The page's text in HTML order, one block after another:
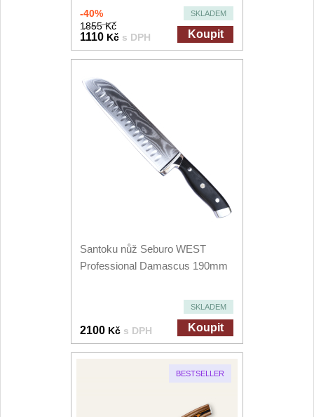
-40% SKLADEM
1855 Kč
1110 Kč s DPH Koupit
Santoku nůž Seburo WEST
Professional Damascus 190mm
SKLADEM
2100 Kč s DPH Koupit
BESTSELLER